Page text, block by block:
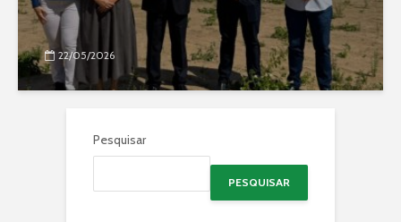
22/05/2026
Pesquisar
PESQUISAR